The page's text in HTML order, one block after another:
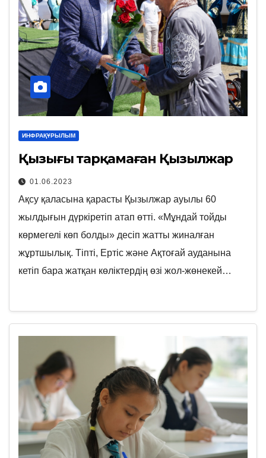
ИНФРАҚҰРЫЛЫМ
Қызығы тарқамаған Қызылжар
01.06.2023
Ақсу қаласына қарасты Қызылжар ауылы 60
жылдығын дүркіретіп атап өтті. «Мұндай тойды
көрмегелі көп болды» десіп жатты жиналған
жұртшылық. Тіпті, Ертіс және Ақтоғай ауданына
кетіп бара жатқан көліктердің өзі жол-жөнекей…